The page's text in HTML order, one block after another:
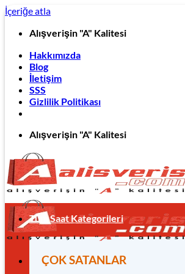
İçeriğe atla
Alışverişin "A" Kalitesi
Hakkımızda
Blog
İletişim
SSS
Gizlilik Politikası
Alışverişin "A" Kalitesi
Tüm Saat Kategorileri
ÇOK SATANLAR